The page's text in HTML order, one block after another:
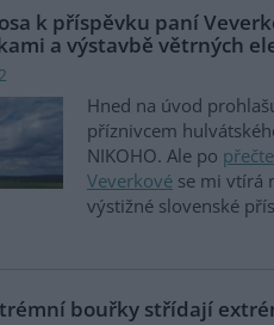
k příspěvku paní
a výstavbě větrných
Hned na úvod
příznivcem
NIKOHO. Ale po
Veverkové se mi vtírá
výstižné slovenské
bouřky střídají